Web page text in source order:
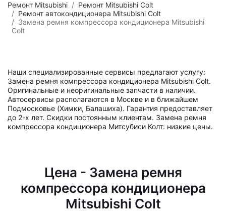
Ремонт Mitsubishi
Ремонт Mitsubishi Colt
Ремонт автокондиционера Mitsubishi Colt
Замена ремня компрессора кондиционера Mitsubishi
Colt
Наши специализированные сервисы предлагают услугу:
Замена ремня компрессора кондиционера Mitsubishi Colt.
Оригинальные и неоригинальные запчасти в наличии.
Автосервисы располагаются в Москве и в ближайшем
Подмосковье (Химки, Балашиха). Гарантия предоставляет
до 2-х лет. Скидки постоянным клиентам. Замена ремня
компрессора кондиционера Митсубиси Колт: низкие цены.
Цена - Замена ремня
компрессора кондиционера
Mitsubishi Colt